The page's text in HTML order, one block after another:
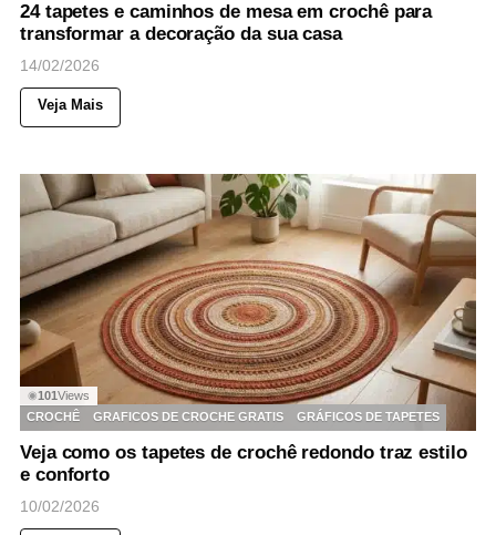
24 tapetes e caminhos de mesa em crochê para
transformar a decoração da sua casa
14/02/2026
Veja Mais
◉101Views
CROCHÊ
GRAFICOS DE CROCHE GRATIS GRÁFICOS DE TAPETES
Veja como os tapetes de crochê redondo traz estilo
e conforto
10/02/2026